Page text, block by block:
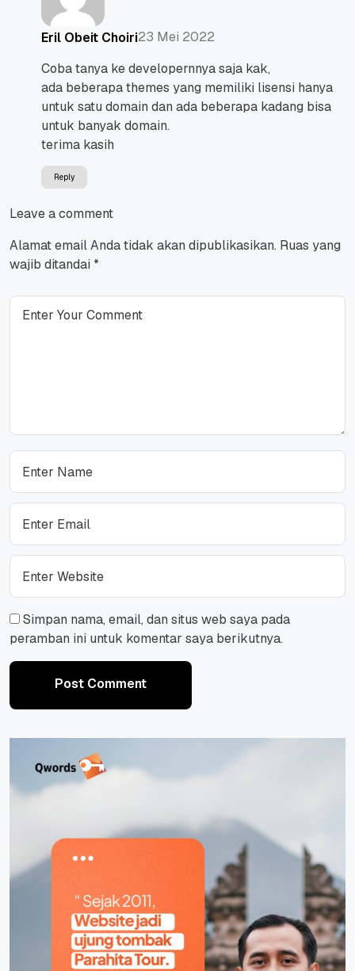
Eril Obeit Choiri23 Mei 2022
Coba tanya ke developernnya saja kak,
ada beberapa themes yang memiliki lisensi hanya
untuk satu domain dan ada beberapa kadang bisa
untuk banyak domain.
terima kasih
Reply
Leave a comment
Alamat email Anda tidak akan dipublikasikan. Ruas yang
wajib ditandai *
Simpan nama, email, dan situs web saya pada
peramban ini untuk komentar saya berikutnya.
Post Comment